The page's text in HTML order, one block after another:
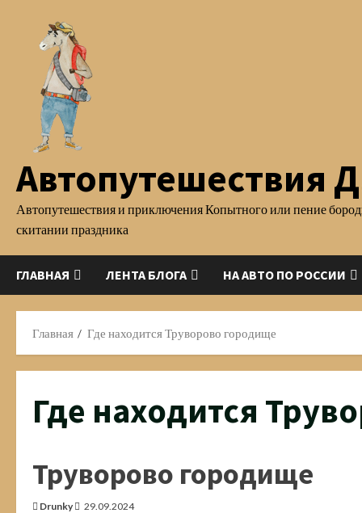
содержимому
Автопутешествия
Автопутешествия и приключения Копытного или пение
скитании праздника
ГЛАВНАЯ ЛЕНТА БЛОГА НА АВТО ПО РОССИИ
Главная Где находится Труворово городище
Где находится
Труворово городище
Drunky 29.09.2024